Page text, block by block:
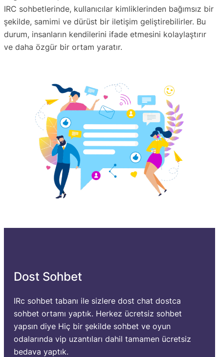
IRC sohbetlerinde, kullanıcılar kimliklerinden bağımsız bir
şekilde, samimi ve dürüst bir iletişim geliştirebilirler. Bu
durum, insanların kendilerini ifade etmesini kolaylaştırır
ve daha özgür bir ortam yaratır.
Dost Sohbet
IRc sohbet tabanı ile sizlere dost chat dostca
sohbet ortamı yaptık. Herkez ücretsiz sohbet
yapsın diye Hiç bir şekilde sohbet ve oyun
odalarında vip uzantıları dahil tamamen ücretsiz
bedava yaptık.